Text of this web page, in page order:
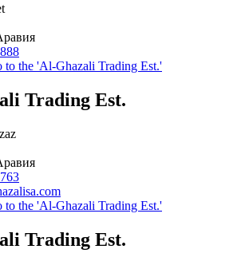
to the 'Al-Ghazali Trading Est.'
Trading Est.
to the 'Al-Ghazali Trading Est.'
Trading Est.